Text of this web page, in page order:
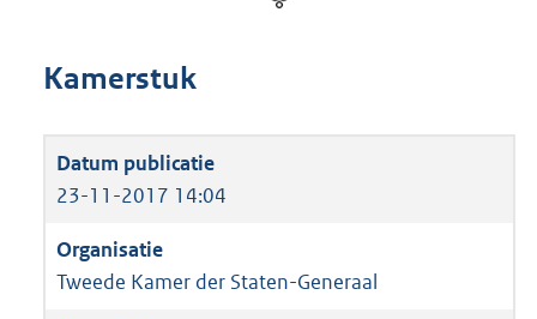
Kamerstuk
23-11-2017 14:04
Tweede Kamer der Staten-Generaal